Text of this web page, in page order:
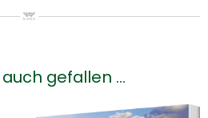
gefallen …